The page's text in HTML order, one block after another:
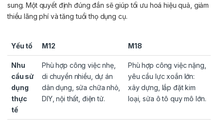
sung. Một quyết định đúng đắn sẽ giúp tối ưu hoá hiệu quả, giảm
thiểu lãng phí và tăng tuổi thọ dụng cụ.
Yếu tố M12 M18
Nhu
cầu sử
dụng
thực
tế
Phù hợp công việc nhẹ,
di chuyển nhiều, dự án
dân dụng, sửa chữa nhỏ,
DIY, nội thất, điện tử.
Phù hợp công việc nặng,
yêu cầu lực xoắn lớn:
xây dựng, lắp đặt kim
loại, sửa ô tô quy mô lớn.